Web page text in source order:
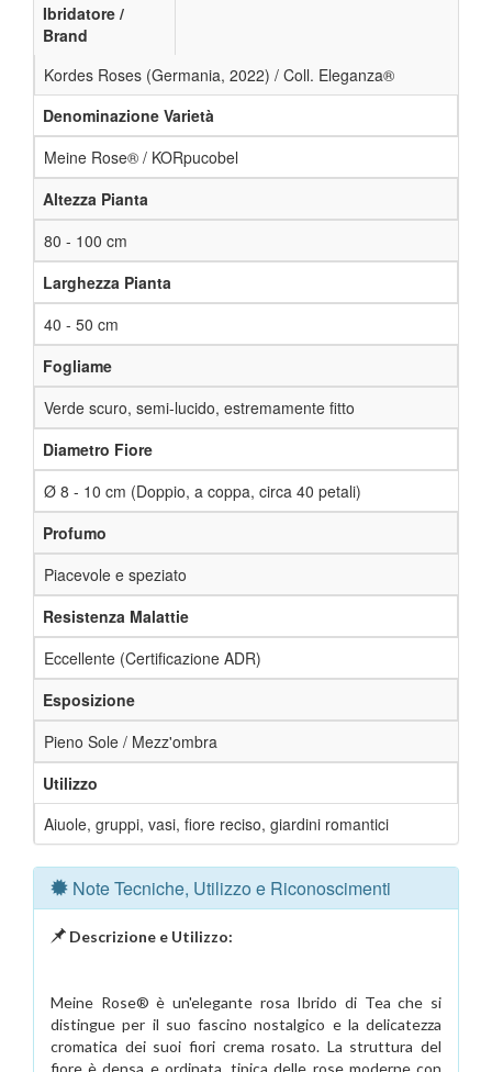
Ibridatore /
Brand
Kordes Roses (Germania, 2022) / Coll. Eleganza®
Denominazione Varietà
Meine Rose® / KORpucobel
Altezza Pianta
80 - 100 cm
Larghezza Pianta
40 - 50 cm
Fogliame
Verde scuro, semi-lucido, estremamente fitto
Diametro Fiore
Ø 8 - 10 cm (Doppio, a coppa, circa 40 petali)
Profumo
Piacevole e speziato
Resistenza Malattie
Eccellente (Certificazione ADR)
Esposizione
Pieno Sole / Mezz'ombra
Utilizzo
Aiuole, gruppi, vasi, fiore reciso, giardini romantici
Note Tecniche, Utilizzo e Riconoscimenti
Descrizione e Utilizzo:
Meine Rose® è un'elegante rosa Ibrido di Tea che si
distingue per il suo fascino nostalgico e la delicatezza
cromatica dei suoi fiori crema rosato. La struttura del
fiore è densa e ordinata, tipica delle rose moderne con